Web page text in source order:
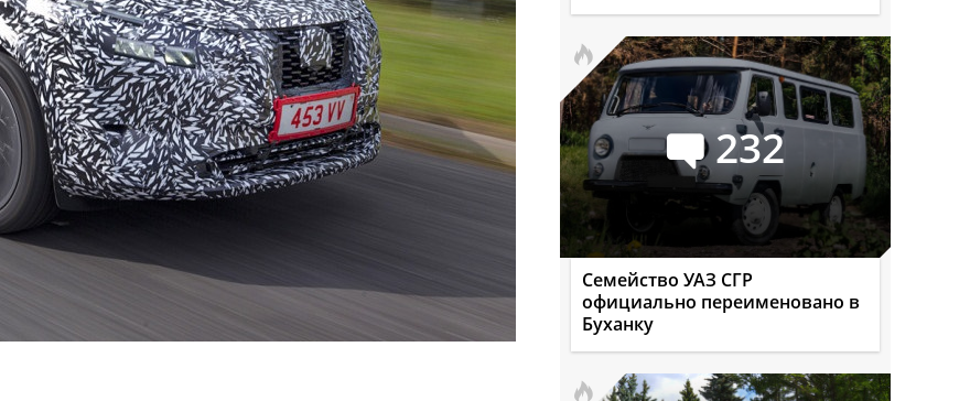
232
Семейство УАЗ СГР
официально переименовано в
Буханку